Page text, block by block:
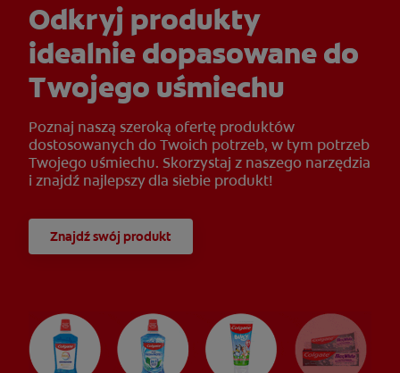
Odkryj produkty
idealnie dopasowane do
Twojego uśmiechu
Poznaj naszą szeroką ofertę produktów
dostosowanych do Twoich potrzeb, w tym potrzeb
Twojego uśmiechu. Skorzystaj z naszego narzędzia
i znajdź najlepszy dla siebie produkt!
Znajdź swój produkt